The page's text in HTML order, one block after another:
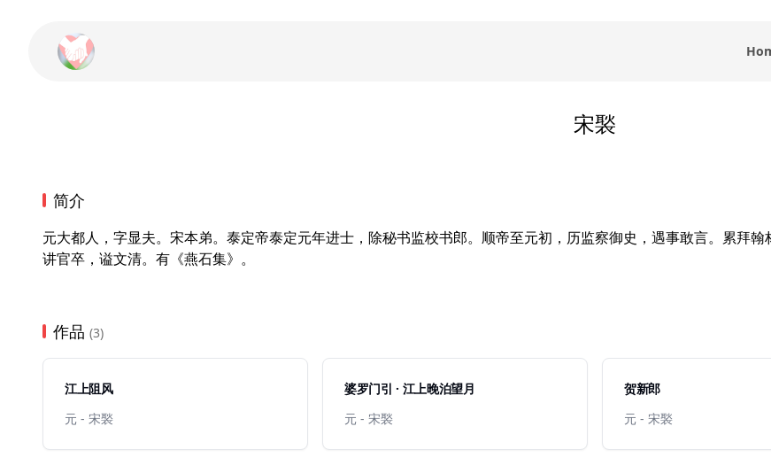
宋褧
简介
元大都人，字显夫。宋本弟。泰定帝泰定元年进士，除秘书监校书郎。顺帝至元初，历监察御史，遇事敢言。累拜
讲官卒，谥文清。有《燕石集》。
作品 (3)
江上阻风
元 - 宋褧
婆罗门引 · 江上晚泊望月
元 - 宋褧
贺新郎
元 - 宋褧